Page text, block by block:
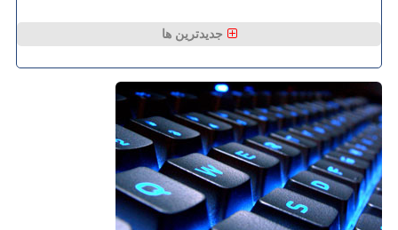
جدیدترین ها